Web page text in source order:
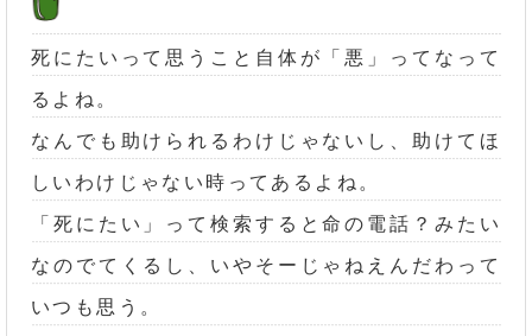
死にたいって思うこと自体が「悪」ってなって
るよね。
なんでも助けられるわけじゃないし、助けてほ
しいわけじゃない時ってあるよね。
「死にたい」って検索すると命の電話？みたい
なのでてくるし、いやそーじゃねえんだわって
いつも思う。